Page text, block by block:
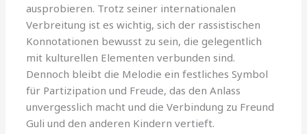
ausprobieren. Trotz seiner internationalen
Verbreitung ist es wichtig, sich der rassistischen
Konnotationen bewusst zu sein, die gelegentlich
mit kulturellen Elementen verbunden sind.
Dennoch bleibt die Melodie ein festliches Symbol
für Partizipation und Freude, das den Anlass
unvergesslich macht und die Verbindung zu Freund
Guli und den anderen Kindern vertieft.